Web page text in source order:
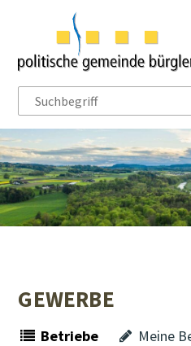
NAVIGIEREN IN
Schnellnavigation
Suchbegriff
GEWERBE
Betriebe
Meine